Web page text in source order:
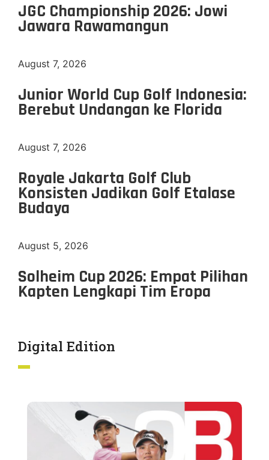
JGC Championship 2026: Jowi
Jawara Rawamangun
August 7, 2026
Junior World Cup Golf Indonesia:
Berebut Undangan ke Florida
August 7, 2026
Royale Jakarta Golf Club
Konsisten Jadikan Golf Etalase
Budaya
August 5, 2026
Solheim Cup 2026: Empat Pilihan
Kapten Lengkapi Tim Eropa
Digital Edition